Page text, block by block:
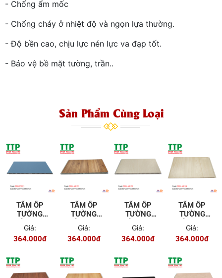
- Chống ẩm mốc
- Chống cháy ở nhiệt độ và ngọn lựa thường.
- Độ bền cao, chịu lực nén lực va đạp tốt.
- Bảo vệ bề mặt tường, trần..
Sản Phẩm Cùng Loại
TẤM ỐP
TƯỜNG
85003
Giá:
364.000đ
TẤM ỐP
TƯỜNG
60175
Giá:
364.000đ
TẤM ỐP
TƯỜNG
60171
Giá:
364.000đ
TẤM ỐP
TƯỜNG
60164
Giá:
364.000đ